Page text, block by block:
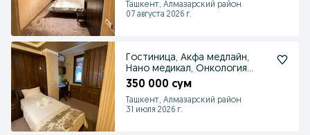
Ташкент, Алмазарский район
07 августа 2026 г.
Гостиница, Акфа медлайн,
Нано медикал, Онкология
клиникалари яқинида
350 000 сум
Ташкент, Алмазарский район
31 июля 2026 г.